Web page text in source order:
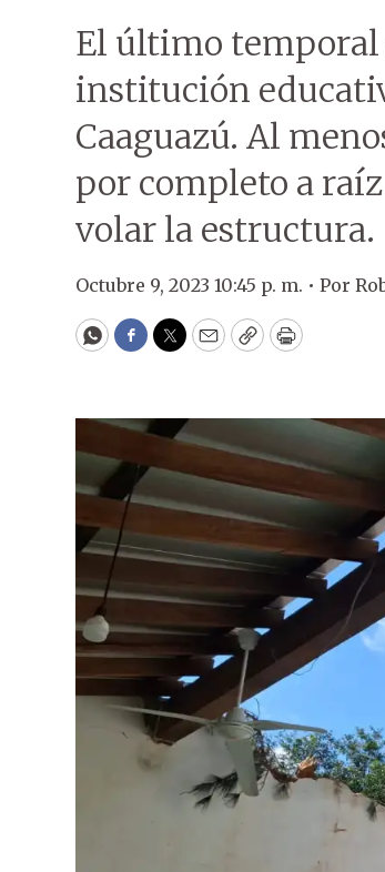
El último temporal
institución
Caaguazú. Al
por completo a
volar la estructura.
Octubre 9, 2023 10:45 p. m. • Por
WhatsApp
Facebook
Twitter
EmailCopyPrint